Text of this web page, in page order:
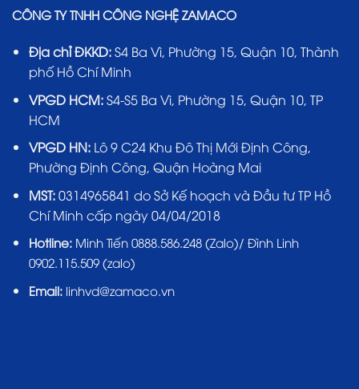
CÔNG TY TNHH CÔNG NGHỆ ZAMACO
Địa chỉ ĐKKD:S4 Ba Vì, Phường 15, Quận 10, Thành
phố Hồ Chí Minh
VPGD HCM:S4-S5 Ba Vì, Phường 15, Quận 10, TP
HCM
VPGD HN:Lô 9 C24 Khu Đô Thị Mới Định Công,
Phường Định Công, Quận Hoàng Mai
MST:0314965841 do Sở Kế hoạch và Đầu tư TP Hồ
Chí Minh cấp ngày 04/04/2018
Hotline: Minh Tiến 0888.586.248 (Zalo)/ Đình Linh
0902.115.509 (zalo)
Email:linhvd@zamaco.vn